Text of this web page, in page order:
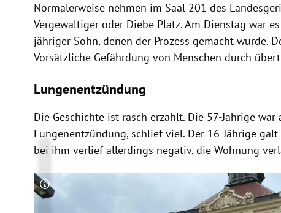
Normalerweise nehmen im Saal 201 des
Vergewaltiger oder Diebe Platz. Am Dienstag war
jähriger Sohn, denen der Prozess gemacht wurde.
Vorsätzliche Gefährdung von Menschen durch
Lungenentzündung
Die Geschichte ist rasch erzählt. Die 57-Jährige
Lungenentzündung, schlief viel. Der 16-Jährige
bei ihm verlief allerdings negativ, die Wohnung
Copyright-Hinweis öffnen/schließen